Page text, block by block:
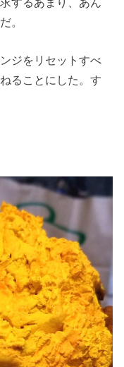
。
ジをリセットすべ
ることにした。す